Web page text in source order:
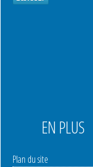
EN PLUS
Plan du site